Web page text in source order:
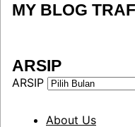
MY BLOG
ARSIP
ARSIP
About Us